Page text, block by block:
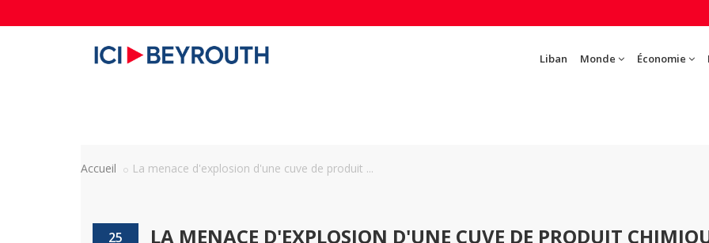
Liban Monde Économie
Accueil La menace d'explosion d'une cuve de produit ...
25
LA MENACE D'EXPLOSION D'UNE CUVE DE PRODUIT